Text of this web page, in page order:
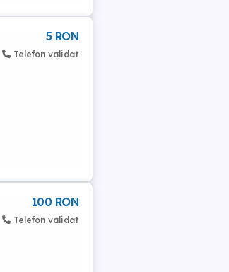
5 RON
Telefon validat
100 RON
Telefon validat